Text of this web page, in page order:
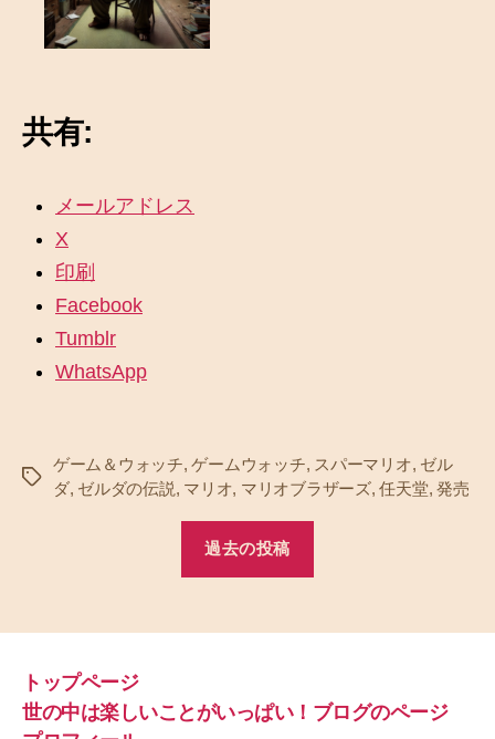
共有:
メールアドレス
X
印刷
Facebook
Tumblr
WhatsApp
タ
ゲーム＆ウォッチ,ゲームウォッチ, スパーマリオ, ゼル
ダ, ゼルダの伝説, マリオ, マリオブラザーズ,任天堂,発売
過去の投稿
トップページ
世の中は楽しいことがいっぱい！ブログのページ